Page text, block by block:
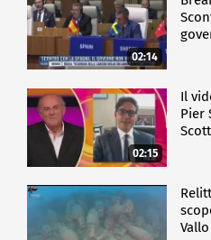
disagio, di povertà e di
solo quello ma è un luogo
In occasione del 24 giugno,
le cartoline nelle fermate
Linea C, invitando i
oltre gli stereotipi.
02:14
02:15
Il
Pier
Vallo